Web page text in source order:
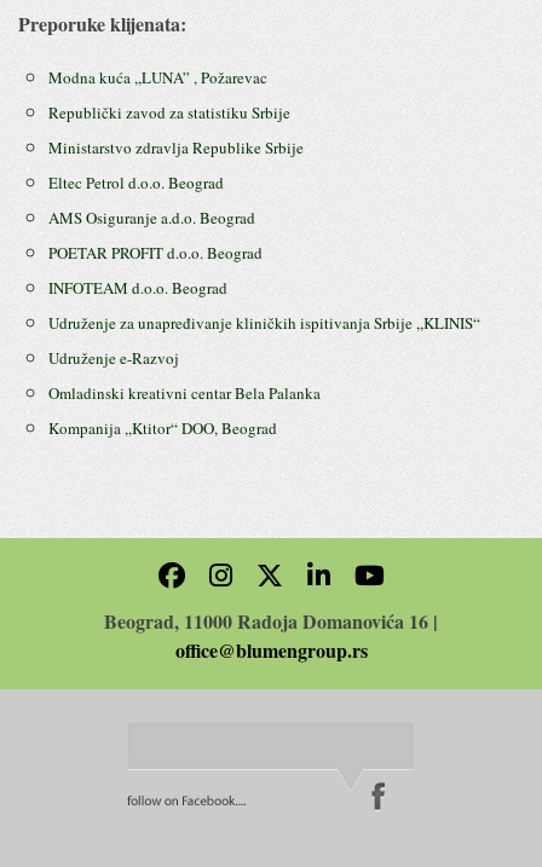
Preporuke klijenata:
Modna kuća ,,LUNA” , Požarevac
Republički zavod za statistiku Srbije
Ministarstvo zdravlja Republike Srbije
Eltec Petrol d.o.o. Beograd
AMS Osiguranje a.d.o. Beograd
POETAR PROFIT d.o.o. Beograd
INFOTEAM d.o.o. Beograd
Udruženje za unapređivanje kliničkih ispitivanja Srbije ,,KLINIS“
Udruženje e-Razvoj
Omladinski kreativni centar Bela Palanka
Kompanija ,,Ktitor“ DOO, Beograd
Beograd, 11000 Radoja Domanovića 16 |
office@blumengroup.rs